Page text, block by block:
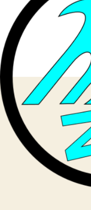
で
あ
る
確
は
ぼ
ゼ
ロ
へ
の